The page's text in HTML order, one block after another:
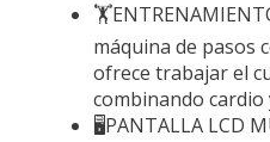
máquina de pasos
ofrece trabajar el
combinando cardio
🖥️PANTALLA LCD